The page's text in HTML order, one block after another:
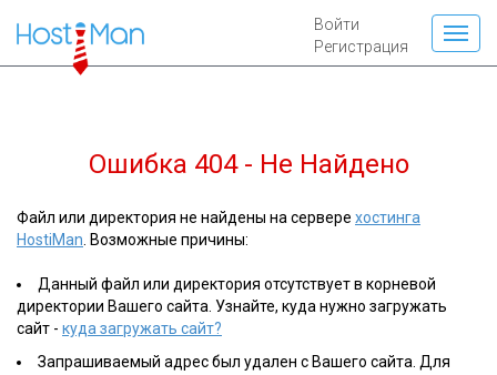
Войти
Регистрация
Ошибка 404 - Не Найдено
Файл или директория не найдены на сервере хостинга
HostiMan . Возможные причины:
Данный файл или директория отсутствует в корневой
директории Вашего сайта. Узнайте, куда нужно загружать
сайт - куда загружать сайт?
Запрашиваемый адрес был удален с Вашего сайта. Для